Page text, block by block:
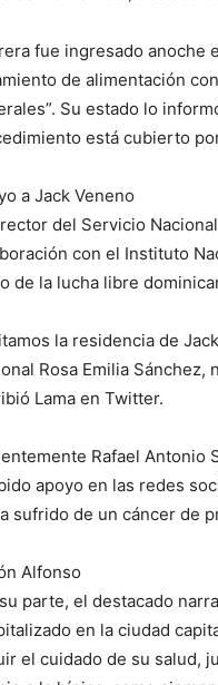
fue ingresado anoche
de alimentación
Su estado lo
está cubierto
a Jack Veneno
del Servicio
con el Instituto
de la lucha libre
la residencia de
Rosa Emilia
Lama en Twitter.
Rafael Antonio
apoyo en las redes
sufrido de un cáncer de
Alfonso
parte, el destacado
en la ciudad
el cuidado de su salud,